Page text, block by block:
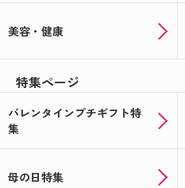
美容・健康
特集ページ
バレンタインプチギフト特
集
母の日特集